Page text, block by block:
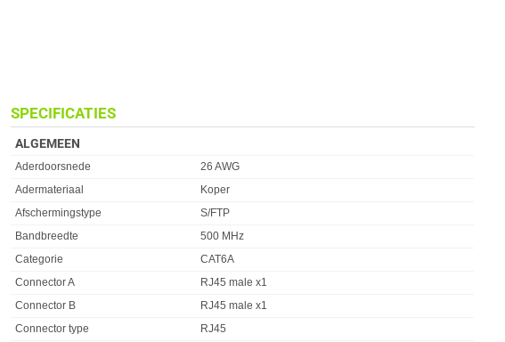
SPECIFICATIES
ALGEMEEN
Eigenschap Waarde
Aderdoorsnede
26 AWG
Adermateriaal
Koper
Afschermingstype
S/FTP
Bandbreedte
500 MHz
Categorie
CAT6A
Connector A
RJ45 male x1
Connector B
RJ45 male x1
Connector type
RJ45